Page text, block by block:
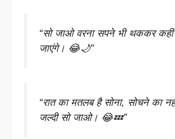
“सो जाओ वरना सपने भी थककर
जाएंगे। 😂🌙”
“रात का मतलब है सोना, सोचने का
जल्दी सो जाओ। 😂💤”